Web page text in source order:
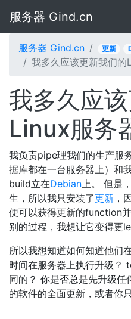
服务器 Gind.cn
服务器 Gind.cn 更新
我多久应该更新我们的
我多久应
Linux服务
我负责pipe理我们的生产服
据库都在一台服务器上）和
build立在Debian上。 但是
生，所以我只安装了更新 ，
便可以获得更新的function
别的过程，我想让它变得更
所以我想知道如何知道他们
时间在服务器上执行升级？
同的？ 你是否总是先升级
的软件的全面更新，或者你